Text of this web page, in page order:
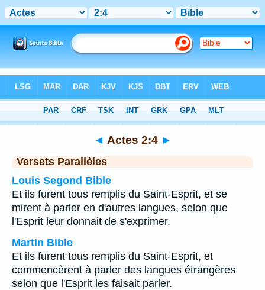
Chapitre 2> Verset 4
◄ Actes 2:4 ►
Versets Parallèles
Louis Segond Bible
Et ils furent tous remplis du Saint-Esprit, et se
mirent à parler en d'autres langues, selon que
l'Esprit leur donnait de s'exprimer.
Martin Bible
Et ils furent tous remplis du Saint-Esprit, et
commencèrent à parler des langues étrangères
selon que l'Esprit les faisait parler.